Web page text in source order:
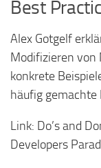
Best
Alex Gotgelf
Modifizieren von
konkrete
häufig gemachte
Link: Do’s and
Developers